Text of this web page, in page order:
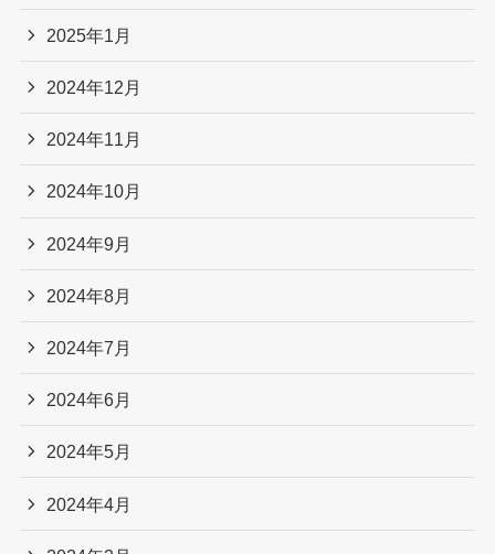
2025年1月
2024年12月
2024年11月
2024年10月
2024年9月
2024年8月
2024年7月
2024年6月
2024年5月
2024年4月